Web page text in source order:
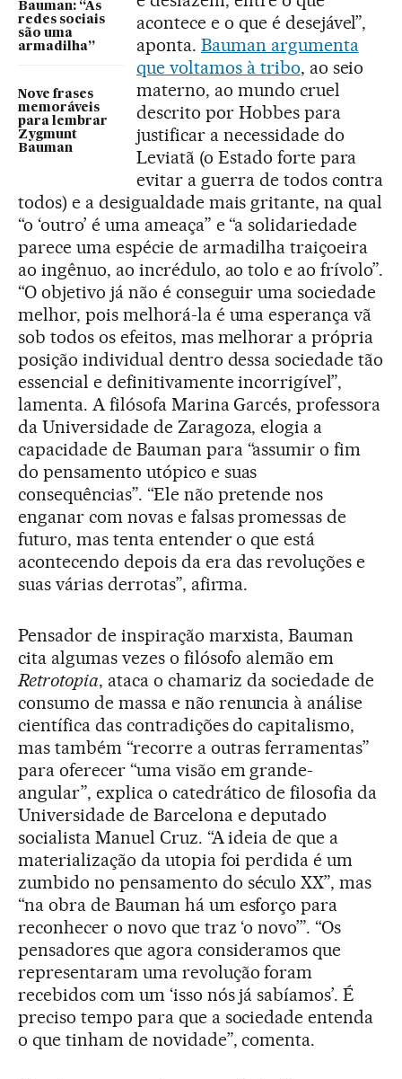
Bauman: “As
redes sociais
são uma
armadilha”
Nove frases
memoráveis
para lembrar
Zygmunt
Bauman
acontece e o que é desejável”,
aponta. Bauman argumenta
que voltamos à tribo, ao seio
materno, ao mundo cruel
descrito por Hobbes para
justificar a necessidade do
Leviatã (o Estado forte para
evitar a guerra de todos contra
todos) e a desigualdade mais gritante, na qual
“o ‘outro’ é uma ameaça” e “a solidariedade
parece uma espécie de armadilha traiçoeira
ao ingênuo, ao incrédulo, ao tolo e ao frívolo”.
“O objetivo já não é conseguir uma sociedade
melhor, pois melhorá-la é uma esperança vã
sob todos os efeitos, mas melhorar a própria
posição individual dentro dessa sociedade tão
essencial e definitivamente incorrigível”,
lamenta. A filósofa Marina Garcés, professora
da Universidade de Zaragoza, elogia a
capacidade de Bauman para “assumir o fim
do pensamento utópico e suas
consequências”. “Ele não pretende nos
enganar com novas e falsas promessas de
futuro, mas tenta entender o que está
acontecendo depois da era das revoluções e
suas várias derrotas”, afirma.
Pensador de inspiração marxista, Bauman
cita algumas vezes o filósofo alemão em
Retrotopia, ataca o chamariz da sociedade de
consumo de massa e não renuncia à análise
científica das contradições do capitalismo,
mas também “recorre a outras ferramentas”
para oferecer “uma visão em grande-
angular”, explica o catedrático de filosofia da
Universidade de Barcelona e deputado
socialista Manuel Cruz. “A ideia de que a
materialização da utopia foi perdida é um
zumbido no pensamento do século XX”, mas
“na obra de Bauman há um esforço para
reconhecer o novo que traz ‘o novo’”. “Os
pensadores que agora consideramos que
representaram uma revolução foram
recebidos com um ‘isso nós já sabíamos’. É
preciso tempo para que a sociedade entenda
o que tinham de novidade”, comenta.